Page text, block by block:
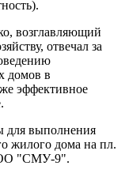
возглавляющий
отвечал за
домов в
эффективное
для выполнения
жилого дома на пл.
"СМУ-9".